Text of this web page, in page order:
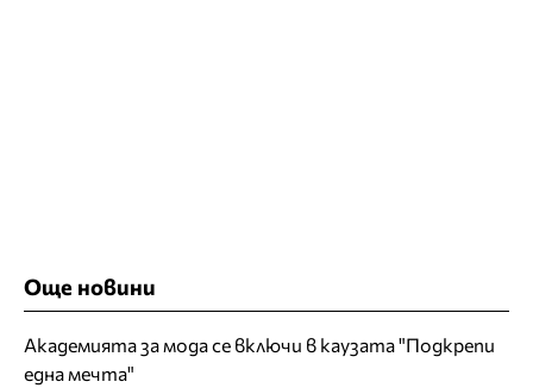
Още новини
Академията за мода се включи в каузата "Подкрепи
една мечта"